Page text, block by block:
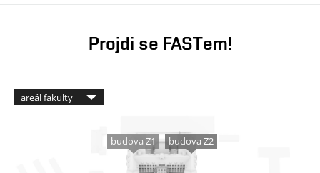
Projdi se FASTem!